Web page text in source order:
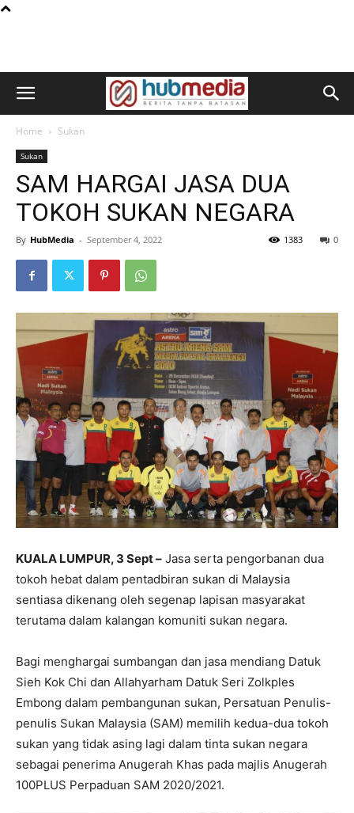
Home Sukan
Sukan
SAM HARGAI JASA DUA
TOKOH SUKAN NEGARA
By HubMedia - September 4, 2022 0
1383
KUALA LUMPUR, 3 Sept – Jasa serta pengorbanan dua
tokoh hebat dalam pentadbiran sukan di Malaysia
sentiasa dikenang oleh segenap lapisan masyarakat
terutama dalam kalangan komuniti sukan negara.
Bagi menghargai sumbangan dan jasa mendiang Datuk
Sieh Kok Chi dan Allahyarham Datuk Seri Zolkples
Embong dalam pembangunan sukan, Persatuan Penulis-
penulis Sukan Malaysia (SAM) memilih kedua-dua tokoh
sukan yang tidak asing lagi dalam tinta sukan negara
sebagai penerima Anugerah Khas pada majlis Anugerah
100PLUS Perpaduan SAM 2020/2021.